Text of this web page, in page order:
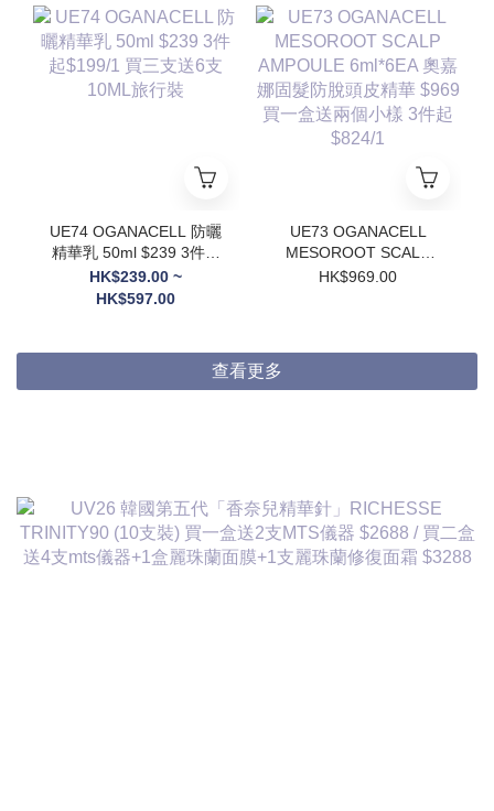
UE74 OGANACELL 防曬
精華乳 50ml $239 3件起
$199/1 買三支送6支
10ML旅行裝
HK$239.00 ~
HK$597.00
UE73 OGANACELL
MESOROOT SCALP
AMPOULE 6ml*6EA 奧
HK$969.00
查看更多